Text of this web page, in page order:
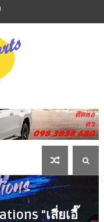
"เสี่ยเอี๊